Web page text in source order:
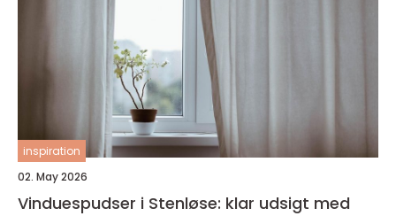
inspiration
02. May 2026
Vinduespudser i Stenløse: klar udsigt med